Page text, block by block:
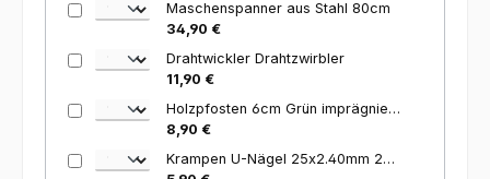
Maschenspanner aus Stahl 80cm
34,90 €
Drahtwickler Drahtzwirbler
11,90 €
Holzpfosten 6cm Grün imprägniert 120cm
8,90 €
Krampen U-Nägel 25x2.40mm 250 Stück